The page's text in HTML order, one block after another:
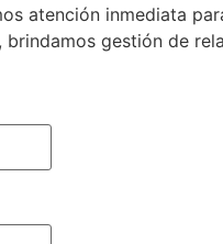
atención inmediata
gestión de